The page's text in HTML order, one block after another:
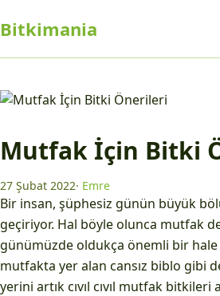
Bitkimania
Mutfak İçin Bitki
27 Şubat 2022· Emre
Bir insan, şüphesiz günün büyük
geçiriyor. Hal böyle olunca mutfak
günümüzde oldukça önemli bir
mutfakta yer alan cansız biblo gibi
yerini artık cıvıl cıvıl mutfak bitkileri